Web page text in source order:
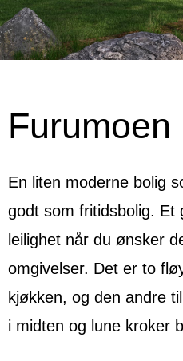
Furumoen
En liten moderne bolig
godt som fritidsbolig. Et
leilighet når du ønsker
omgivelser. Det er to
kjøkken, og den andre
i midten og lune kroker